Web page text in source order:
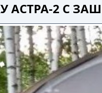
АСТРА-2 С